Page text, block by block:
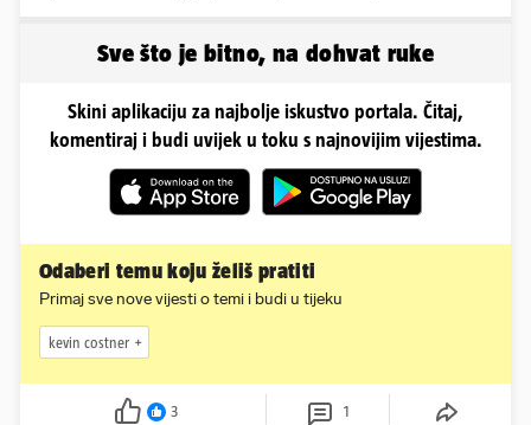
Sve što je bitno, na dohvat ruke
Skini aplikaciju za najbolje iskustvo portala. Čitaj,
komentiraj i budi uvijek u toku s najnovijim vijestima.
Odaberi temu koju želiš pratiti
Primaj sve nove vijesti o temi i budi u tijeku
kevin costner
3 1